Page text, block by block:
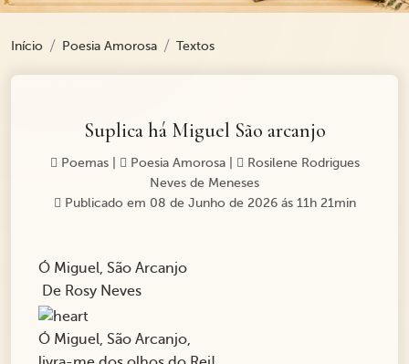
Início Poesia Amorosa Textos
Suplica há Miguel São arcanjo
Poemas| Poesia Amorosa|
Rosilene Rodrigues
Neves de Meneses
Publicado em 08 de Junho de 2026 ás 11h 21min
Ó Miguel, São Arcanjo
De Rosy Neves
Ó Miguel, São Arcanjo,